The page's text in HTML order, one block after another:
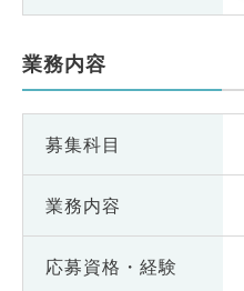
業務内容
募集科目
業務内容
応募資格・ 経験